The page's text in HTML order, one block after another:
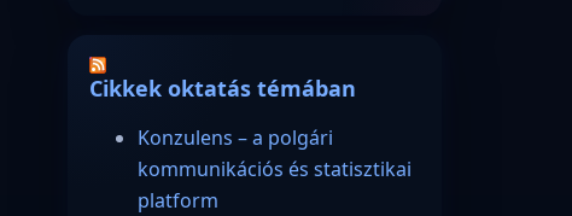
Cikkek oktatás témában
Konzulens – a polgári
kommunikációs és statisztikai
platform